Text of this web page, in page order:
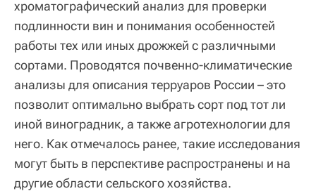
хроматографический анализ для проверки
подлинности вин и понимания особенностей
работы тех или иных дрожжей с различными
сортами. Проводятся почвенно-климатические
анализы для описания терруаров России – это
позволит оптимально выбрать сорт под тот ли
иной виноградник, а также агротехнологии для
него. Как отмечалось ранее, такие исследования
могут быть в перспективе распространены и на
другие области сельского хозяйства.